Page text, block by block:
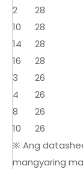
2
28
10
28
14
28
16
28
3
26
4
26
8
26
10
26
※ Ang
mangyaring